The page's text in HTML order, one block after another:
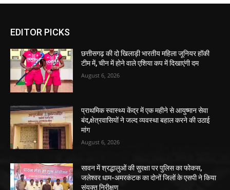
EDITOR PICKS
छत्तीसगढ़ की दो खिलाड़ी भारतीय महिला जूनियर हॉकी
टीम में, चीन में होने वाले एशिया कप में दिखाएंगी दम
August 6, 2026
प्राथमिक स्वास्थ्य केंद्र में एक महीने से आयुष्मान सेवा
बंद,क्षेत्रवासियों ने जल्द व्यवस्था बहाल करने की उठाई
मांग
August 6, 2026
सावन में श्रद्धालुओं की सुरक्षा पर पुलिस का फोकस,
जलेश्वर धाम-अमरकंटक का दोनों जिलों के एसपी ने किया
संयुक्त निरीक्षण